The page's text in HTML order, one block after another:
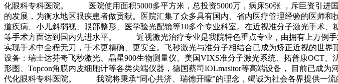
化眼科专科医院。 医院使用面积5000多平方米，总投资5000万，病床50张 ，斥巨资引进
的发展，为衡水地区眼疾患者做贡献。医院汇集了众多具有国内、省内医疗管理经验的医师
道疾病、小儿斜弱视、眼部整形、医学验光配镜等10多个专业科室。在近视准分子激光手术
等手术方面达到国内先进水平。 近视激光治疗专业是我院特色重点专业，由拥有上万例手
实现手术中全程无刀，手术更精确、更安全。飞秒激光与准分子相结合已成为矫正近视的
设备：瑞士达芬奇飞秒激光、晶星900生物测量仪、美国VIXS准分子激光系统、拓普康OCT
形图、Topcon角膜内皮细胞计等各类尖端仪器，德国蔡司IOLmasitor等高端设备， 目前已成
代化眼科专科医院。 我院将秉承“同心共济、瑞德开矇”的理念，竭诚为社会各界提供一流